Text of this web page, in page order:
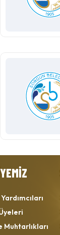
Muhtarlıkları